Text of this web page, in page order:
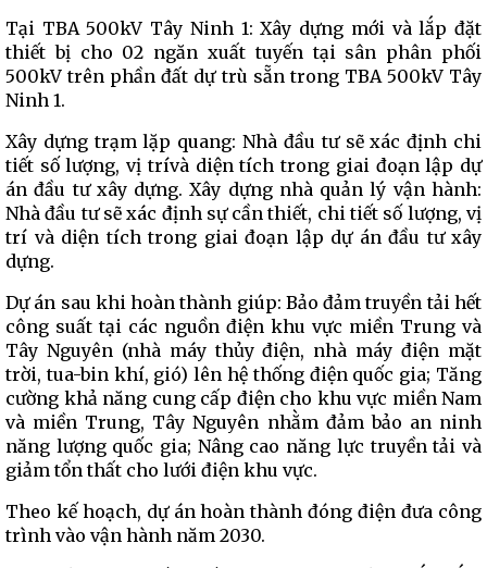
Tại TBA 500kV Tây Ninh 1: Xây dựng mới và lắp đặt
thiết bị cho 02 ngăn xuất tuyến tại sân phân phối
500kV trên phần đất dự trù sẵn trong TBA 500kV Tây
Ninh 1.
Xây dựng trạm lặp quang: Nhà đầu tư sẽ xác định chi
tiết số lượng, vị trívà diện tích trong giai đoạn lập dự
án đầu tư xây dựng. Xây dựng nhà quản lý vận hành:
Nhà đầu tư sẽ xác định sự cần thiết, chi tiết số lượng, vị
trí và diện tích trong giai đoạn lập dự án đầu tư xây
dựng.
Dự án sau khi hoàn thành giúp: Bảo đảm truyền tải hết
công suất tại các nguồn điện khu vực miền Trung và
Tây Nguyên (nhà máy thủy điện, nhà máy điện mặt
trời, tua-bin khí, gió) lên hệ thống điện quốc gia; Tăng
cường khả năng cung cấp điện cho khu vực miền Nam
và miền Trung, Tây Nguyên nhằm đảm bảo an ninh
năng lượng quốc gia; Nâng cao năng lực truyền tải và
giảm tổn thất cho lưới điện khu vực.
Theo kế hoạch, dự án hoàn thành đóng điện đưa công
trình vào vận hành năm 2030.